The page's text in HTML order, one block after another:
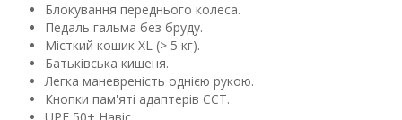
Блокування переднього колеса.
Педаль гальма без бруду.
Місткий кошик XL (> 5 кг).
Батьківська кишеня.
Легка маневреність однією рукою.
Кнопки пам'яті адаптерів CCT.